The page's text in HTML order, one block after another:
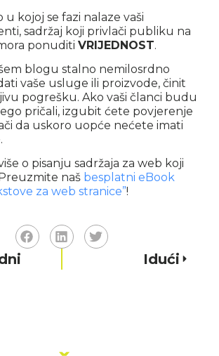
u kojoj se fazi nalaze vaši
sadržaj koji privlači publiku na
ponuditiVRIJEDNOST.
blogu stalno nemilosrdno
vaše usluge ili proizvode, činit
pogrešku. Ako vaši članci budu
pričali, izgubit ćete povjerenje
da uskoro uopće nećete imati
o pisanju sadržaja za web koji
naš besplatni eBook
za web stranice”!
Idući